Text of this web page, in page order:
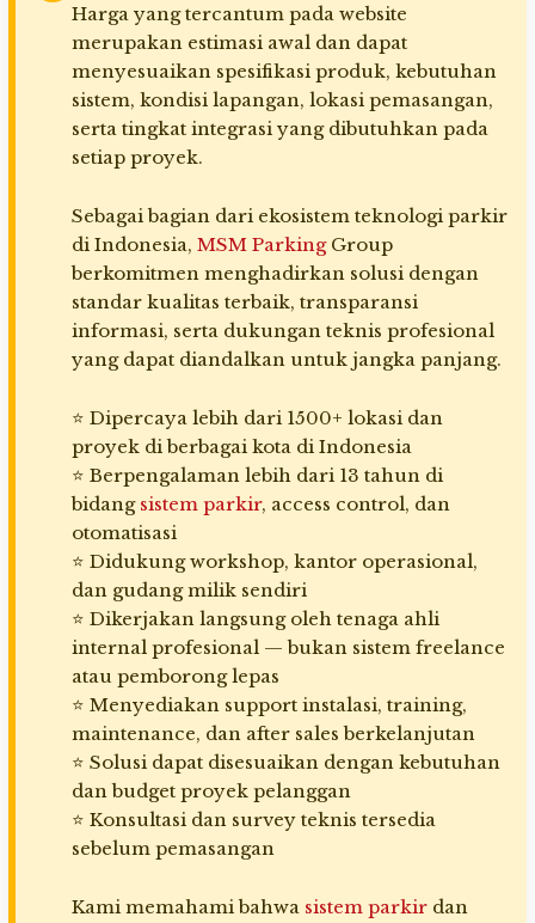
Harga yang tercantum pada website
merupakan estimasi awal dan dapat
menyesuaikan spesifikasi produk, kebutuhan
sistem, kondisi lapangan, lokasi pemasangan,
serta tingkat integrasi yang dibutuhkan pada
setiap proyek.
Sebagai bagian dari ekosistem teknologi parkir
di Indonesia, MSM ParkingGroup
berkomitmen menghadirkan solusi dengan
standar kualitas terbaik, transparansi
informasi, serta dukungan teknis profesional
yang dapat diandalkan untuk jangka panjang.
⭐ Dipercaya lebih dari 1500+ lokasi dan
proyek di berbagai kota di Indonesia
⭐ Berpengalaman lebih dari 13 tahun di
bidang sistem parkir, access control, dan
otomatisasi
⭐ Didukung workshop, kantor operasional,
dan gudang milik sendiri
⭐ Dikerjakan langsung oleh tenaga ahli
internal profesional — bukan sistem freelance
atau pemborong lepas
⭐ Menyediakan support instalasi, training,
maintenance, dan after sales berkelanjutan
⭐ Solusi dapat disesuaikan dengan kebutuhan
dan budget proyek pelanggan
⭐ Konsultasi dan survey teknis tersedia
sebelum pemasangan
Kami memahami bahwa sistem parkir dan